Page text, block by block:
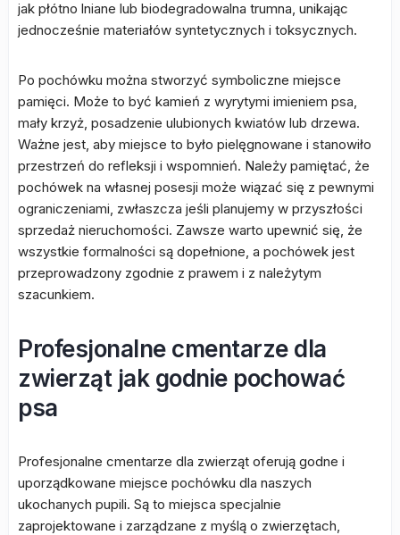
jak płótno lniane lub biodegradowalna trumna, unikając
jednocześnie materiałów syntetycznych i toksycznych.
Po pochówku można stworzyć symboliczne miejsce
pamięci. Może to być kamień z wyrytymi imieniem psa,
mały krzyż, posadzenie ulubionych kwiatów lub drzewa.
Ważne jest, aby miejsce to było pielęgnowane i stanowiło
przestrzeń do refleksji i wspomnień. Należy pamiętać, że
pochówek na własnej posesji może wiązać się z pewnymi
ograniczeniami, zwłaszcza jeśli planujemy w przyszłości
sprzedaż nieruchomości. Zawsze warto upewnić się, że
wszystkie formalności są dopełnione, a pochówek jest
przeprowadzony zgodnie z prawem i z należytym
szacunkiem.
Profesjonalne cmentarze dla
zwierząt jak godnie pochować
psa
Profesjonalne cmentarze dla zwierząt oferują godne i
uporządkowane miejsce pochówku dla naszych
ukochanych pupili. Są to miejsca specjalnie
zaprojektowane i zarządzane z myślą o zwierzętach,